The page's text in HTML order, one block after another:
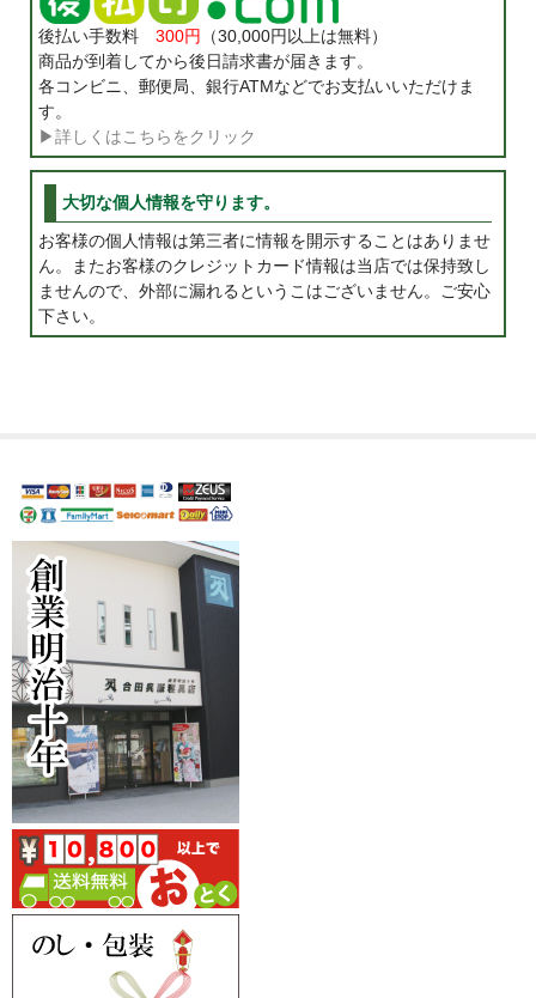
後払い手数料 300円
（30,000円以上は無料）
商品が到着してから後日請求書が届きます。
各コンビニ、郵便局、銀行ATMなどでお支払いいただけま
す。
▶詳しくはこちらをクリック
大切な個人情報を守ります。
お客様の個人情報は第三者に情報を開示することはありませ
ん。またお客様のクレジットカード情報は当店では保持致し
ませんので、外部に漏れるというこはございません。ご安心
下さい。